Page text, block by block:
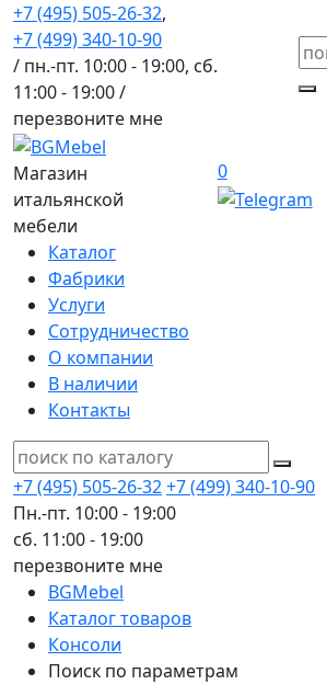
+7 (495) 505-26-32,
+7 (499) 340-10-90
/ пн.-пт. 10:00 - 19:00, сб.
11:00 - 19:00 /
перезвоните мне
Магазин
итальянской
мебели
0
Каталог
Фабрики
Услуги
Сотрудничество
О компании
В наличии
Контакты
+7 (495) 505-26-32+7 (499) 340-10-90
Пн.-пт. 10:00 - 19:00
сб. 11:00 - 19:00
перезвоните мне
BGMebel
Каталог товаров
Консоли
Поиск по параметрам